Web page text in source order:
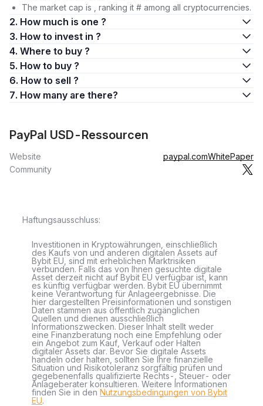
The market cap is , ranking it # among all cryptocurrencies.
2. How much is one ?
3. How to invest in ?
4. Where to buy ?
5. How to buy ?
6. How to sell ?
7. How many are there?
PayPal USD-Ressourcen
Website paypal.comWhitePaper
Community
Haftungsausschluss:
Investitionen in Kryptowährungen, einschließlich
des Kaufs von und anderen digitalen Assets auf
Bybit EU, sind mit erheblichen Marktrisiken
verbunden. Falls das von Ihnen gesuchte digitale
Asset derzeit nicht auf Bybit EU verfügbar ist, kann
es künftig verfügbar werden. Bybit EU übernimmt
keine Verantwortung für Anlageergebnisse. Die
hier dargestellten Preisinformationen und sonstigen
Daten stammen aus öffentlich zugänglichen
Quellen und dienen ausschließlich
Informationszwecken. Dieser Inhalt stellt weder
eine Finanzberatung noch eine Empfehlung oder
ein Angebot zum Kauf, Verkauf oder Halten
digitaler Assets dar. Bevor Sie digitale Assets
handeln oder halten, sollten Sie Ihre finanzielle
Situation und Risikotoleranz sorgfältig prüfen und
gegebenenfalls qualifizierte Rechts-, Steuer- oder
Anlageberater konsultieren. Weitere Informationen
finden Sie in den Nutzungsbedingungen von Bybit
EU.